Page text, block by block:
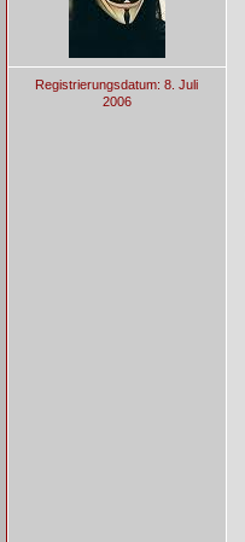
Registrierungsdatum: 8. Juli
2006